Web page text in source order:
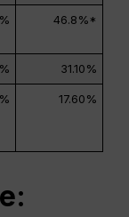
46.8%*
31.10%
17.60%